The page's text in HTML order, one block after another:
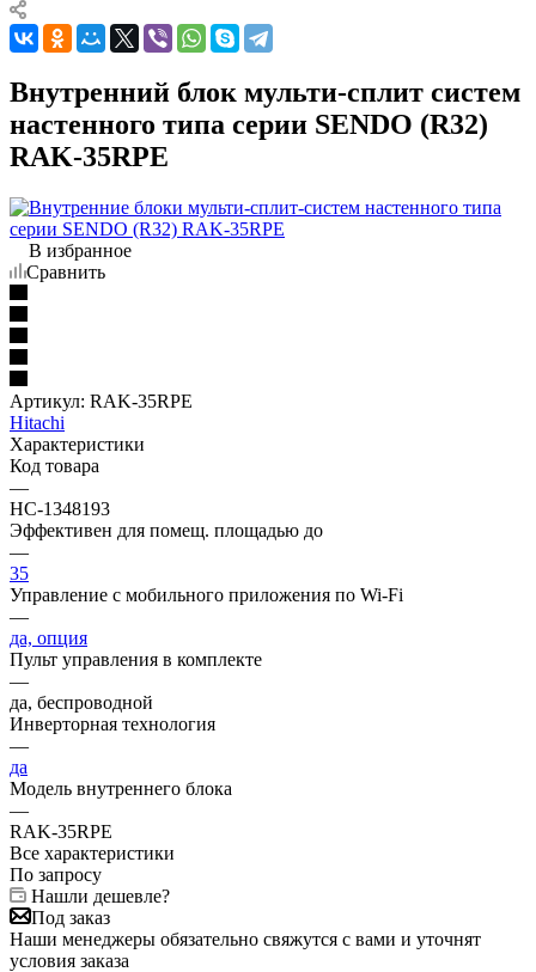
Внутренний блок мульти-сплит систем
настенного типа серии SENDO (R32)
RAK-35RPE
В избранное
Сравнить
Артикул: RAK-35RPE
Hitachi
Характеристики
Код товара
—
НС-1348193
Эффективен для помещ. площадью до
—
35
Управление c мобильного приложения по Wi-Fi
—
да, опция
Пульт управления в комплекте
—
да, беспроводной
Инверторная технология
—
да
Модель внутреннего блока
—
RAK-35RPE
Все характеристики
По запросу
Нашли дешевле?
Под заказ
Наши менеджеры обязательно свяжутся с вами и уточнят
условия заказа